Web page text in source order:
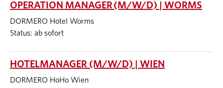
OPERATION MANAGER (M/W/D) | WORMS
DORMERO Hotel Worms
Status: ab sofort
HOTELMANAGER (M/W/D) | WIEN
DORMERO HoHo Wien